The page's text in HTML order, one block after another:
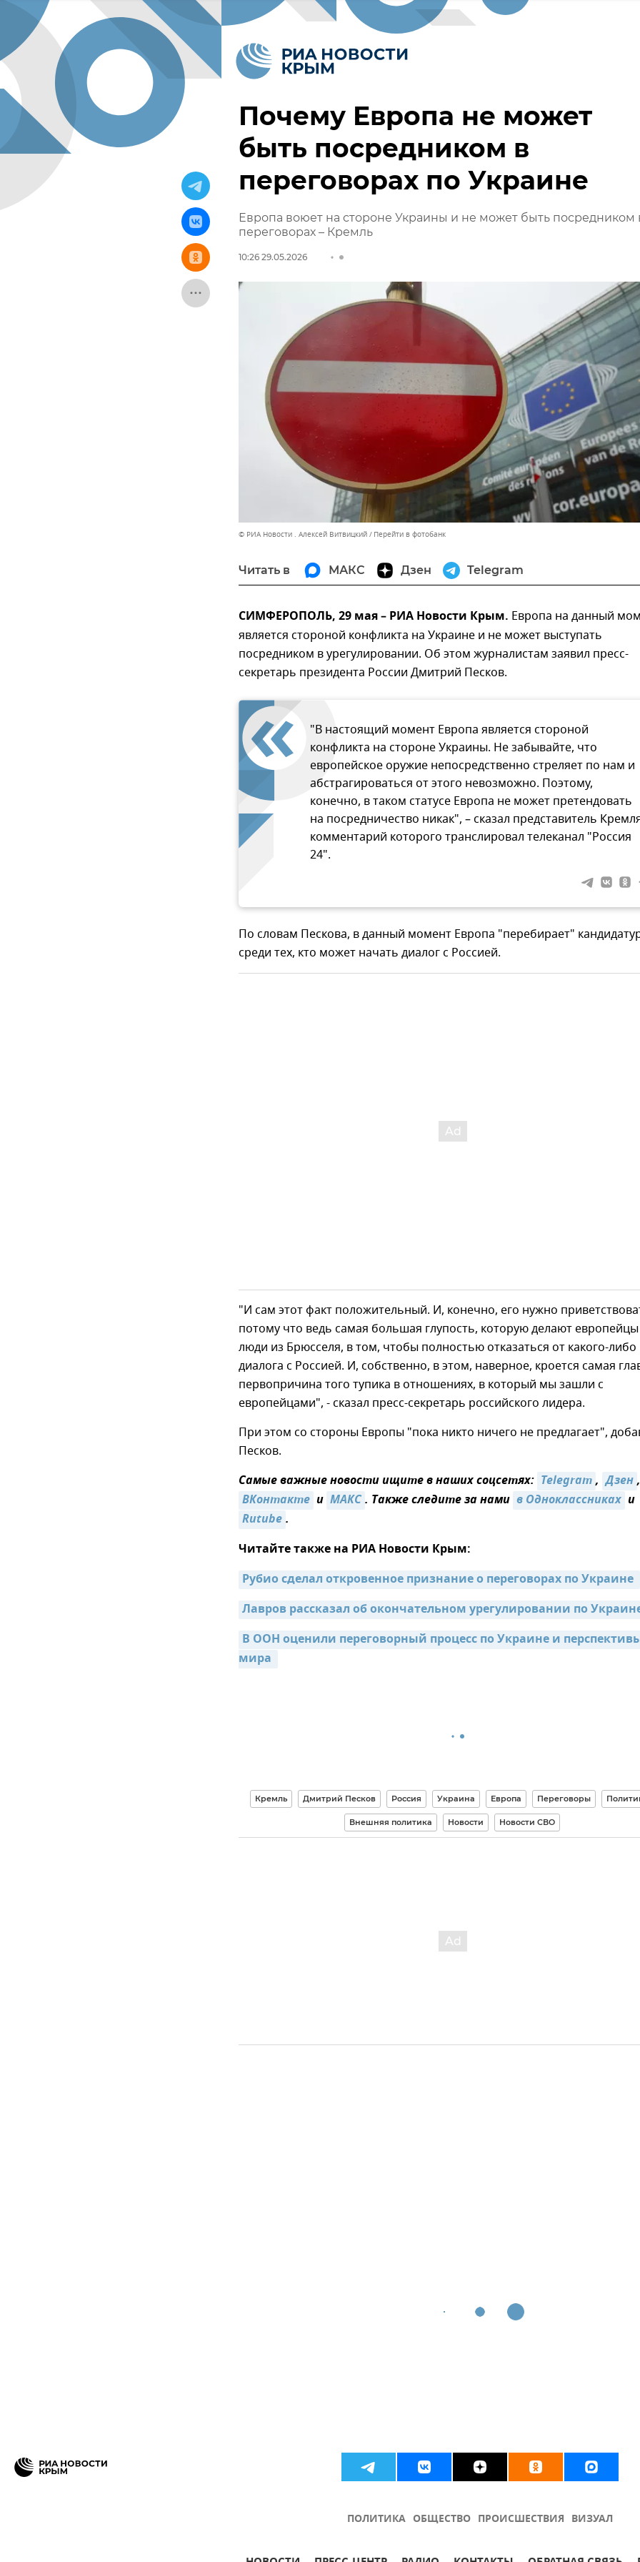
Почему Европа не может
быть посредником в
переговорах по Украине
Европа воюет на стороне Украины и не может быть посредником
переговорах – Кремль
10:26 29.05.2026
© РИА Новости . Алексей Витвицкий Перейти в фотобанк
Читать в МАКС Дзен Telegram
СИМФЕРОПОЛЬ, 29 мая – РИА Новости Крым. Европа на данный
является стороной конфликта на Украине и не может выступать
посредником в урегулировании. Об этом журналистам заявил пресс-
секретарь президента России Дмитрий Песков.
"В настоящий момент Европа является стороной
конфликта на стороне Украины. Не забывайте, что
европейское оружие непосредственно стреляет по нам и
абстрагироваться от этого невозможно. Поэтому,
конечно, в таком статусе Европа не может претендовать
на посредничество никак", – сказал представитель
комментарий которого транслировал телеканал "Россия
24".
По словам Пескова, в данный момент Европа "перебирает"
среди тех, кто может начать диалог с Россией.
"И сам этот факт положительный. И, конечно, его нужно
потому что ведь самая большая глупость, которую делают
люди из Брюсселя, в том, чтобы полностью отказаться от какого-либо
диалога с Россией. И, собственно, в этом, наверное, кроется самая
первопричина того тупика в отношениях, в который мы зашли с
европейцами", - сказал пресс-секретарь российского лидера.
При этом со стороны Европы "пока никто ничего не предлагает",
Песков.
Самые важные новости ищите в наших соцсетях: Telegram, Дзен,
ВКонтакте и МАКС. Также следите за нами в Одноклассниках и
Rutube.
Читайте также на РИА Новости Крым:
Рубио сделал откровенное признание о переговорах по Украине
Лавров рассказал об окончательном урегулировании по
В ООН оценили переговорный процесс по Украине и
мира
Кремль Дмитрий Песков Россия Украина Европа Переговоры
Внешняя политика Новости Новости СВО
ПОЛИТИКА ОБЩЕСТВО ПРОИСШЕСТВИЯ ВИЗУАЛ